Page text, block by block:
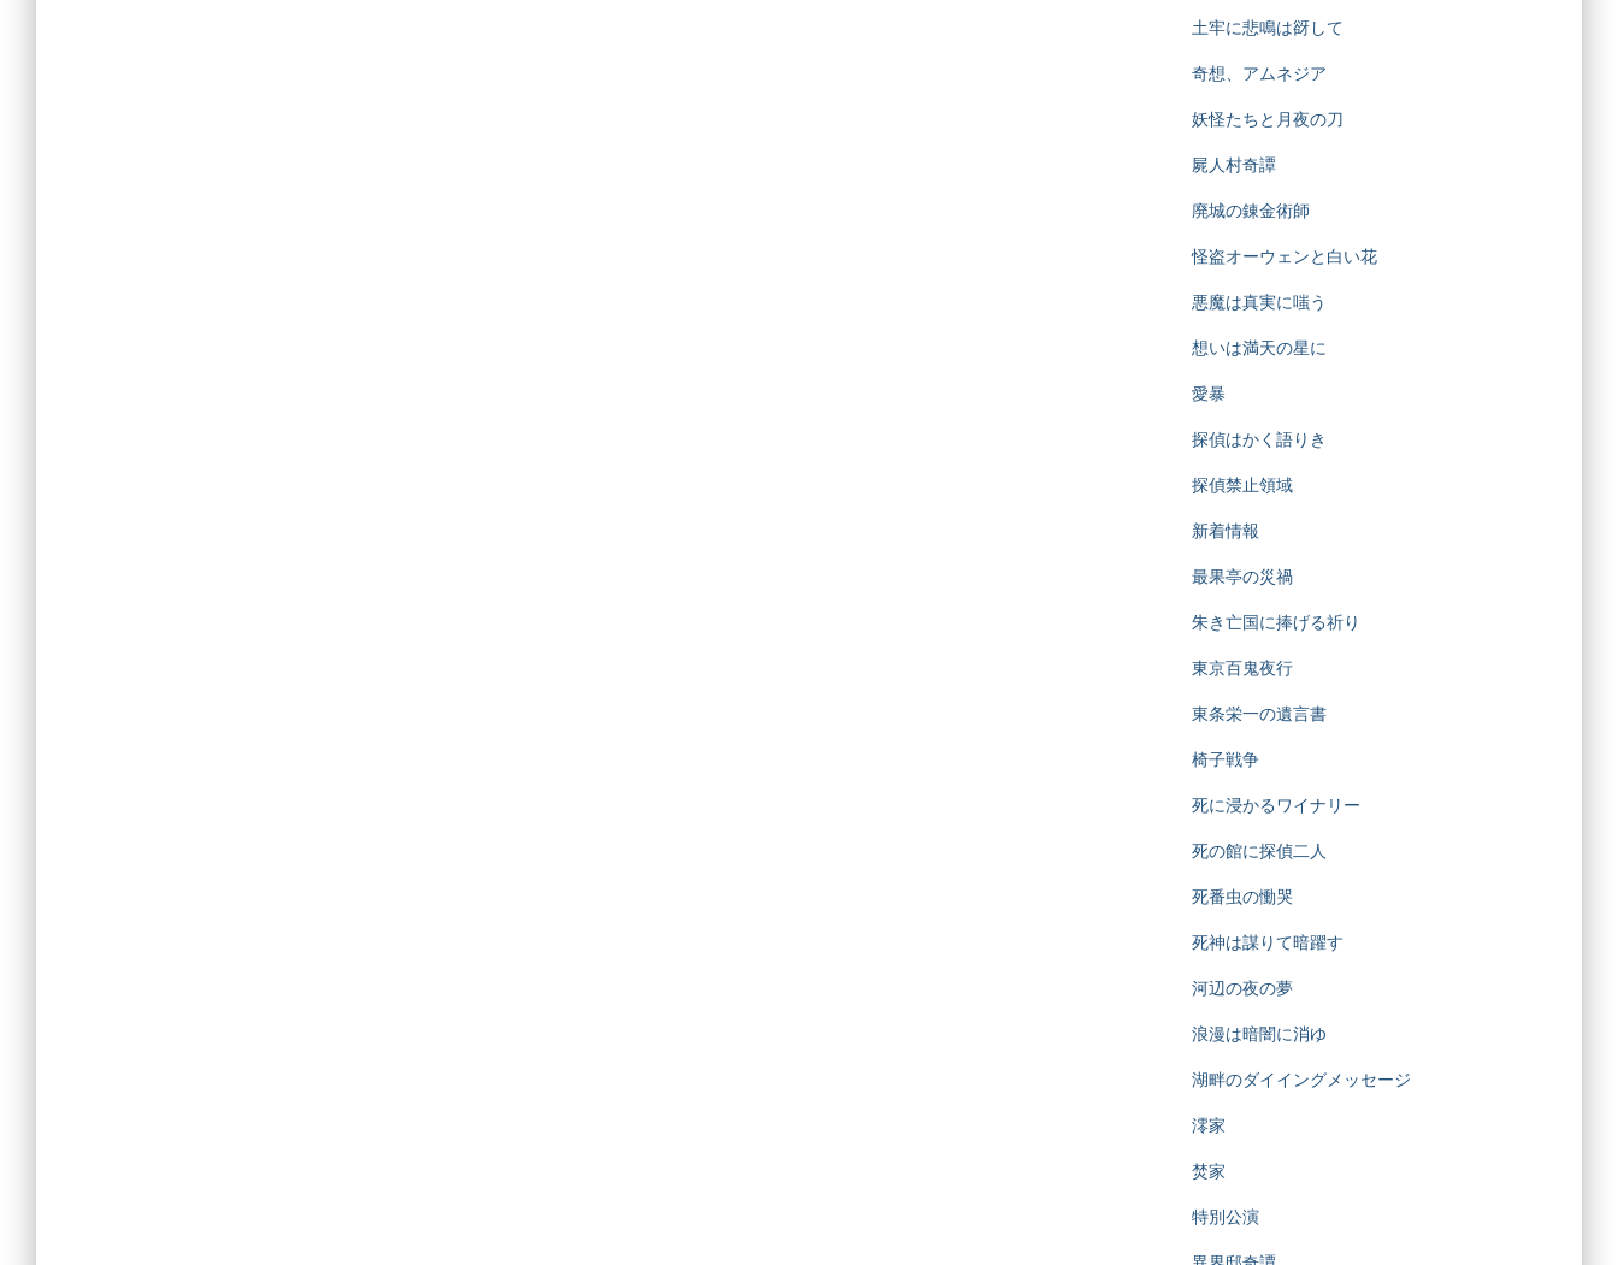
土牢に悲鳴は谺して
奇想、アムネジア
妖怪たちと月夜の刀
屍人村奇譚
廃城の錬金術師
怪盗オーウェンと白い花
悪魔は真実に嗤う
想いは満天の星に
愛暴
探偵はかく語りき
探偵禁止領域
新着情報
最果亭の災禍
朱き亡国に捧げる祈り
東京百鬼夜行
東条栄一の遺言書
椅子戦争
死に浸かるワイナリー
死の館に探偵二人
死番虫の慟哭
死神は謀りて暗躍す
河辺の夜の夢
浪漫は暗闇に消ゆ
湖畔のダイイングメッセージ
澪家
焚家
特別公演